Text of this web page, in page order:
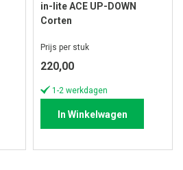
in-lite ACE UP-DOWN
Corten
Prijs per stuk
220,00
1-2 werkdagen
In Winkelwagen